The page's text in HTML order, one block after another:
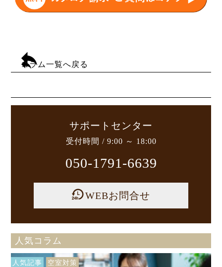
コラム一覧へ戻る
サポートセンター
受付時間 / 9:00 ～ 18:00
050-1791-6639
WEBお問合せ
人気コラム
人気記事 空室対策